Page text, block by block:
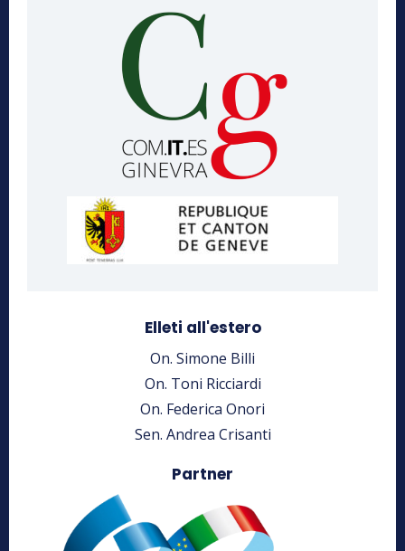
Elleti all'estero
On. Simone Billi
On. Toni Ricciardi
On. Federica Onori
Sen. Andrea Crisanti
Partner